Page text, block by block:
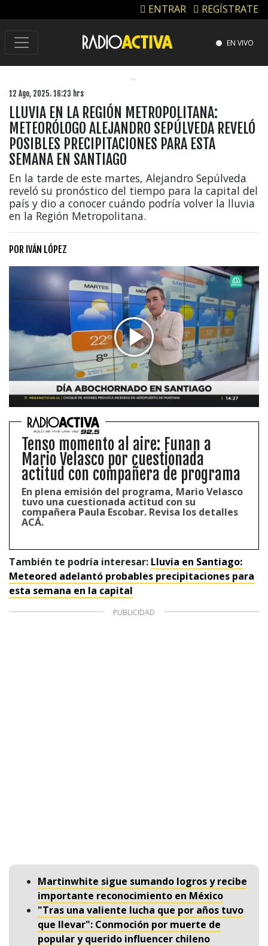
ENTRAR REGÍSTRATE
EN VIVO
12 Ago, 2025. 16:23 hrs
LLUVIA EN LA REGIÓN METROPOLITANA:
METEORÓLOGO ALEJANDRO SEPÚLVEDA REVELÓ
POSIBLES PRECIPITACIONES PARA ESTA
SEMANA EN SANTIAGO
En la tarde de este martes, Alejandro Sepúlveda
reveló su pronóstico del tiempo para la capital del
país y dio a conocer cuándo podría volver la lluvia
en la Región Metropolitana.
POR IVÁN LÓPEZ
Tenso momento al aire: Funan a
Mario Velasco por cuestionada
actitud con compañera de programa
En plena emisión del programa, Mario Velasco
tuvo una cuestionada actitud con su
compañera Paula Escobar. Revisa los detalles
ACÁ.
También te podría interesar: Lluvia en Santiago:
Meteored adelantó probables precipitaciones para
esta semana en la capital
Martinwhite sigue sumando logros y recibe
importante reconocimiento en México
"Tras una valiente lucha que por años tuvo
que llevar": Conmoción por muerte de
popular y querido influencer chileno